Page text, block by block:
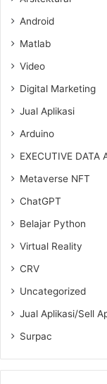
Android
Matlab
Video
Digital Marketing
Jual Aplikasi
Arduino
EXECUTIVE DATA
Metaverse NFT
ChatGPT
Belajar Python
Virtual Reality
CRV
Uncategorized
Jual Aplikasi/Sell
Surpac